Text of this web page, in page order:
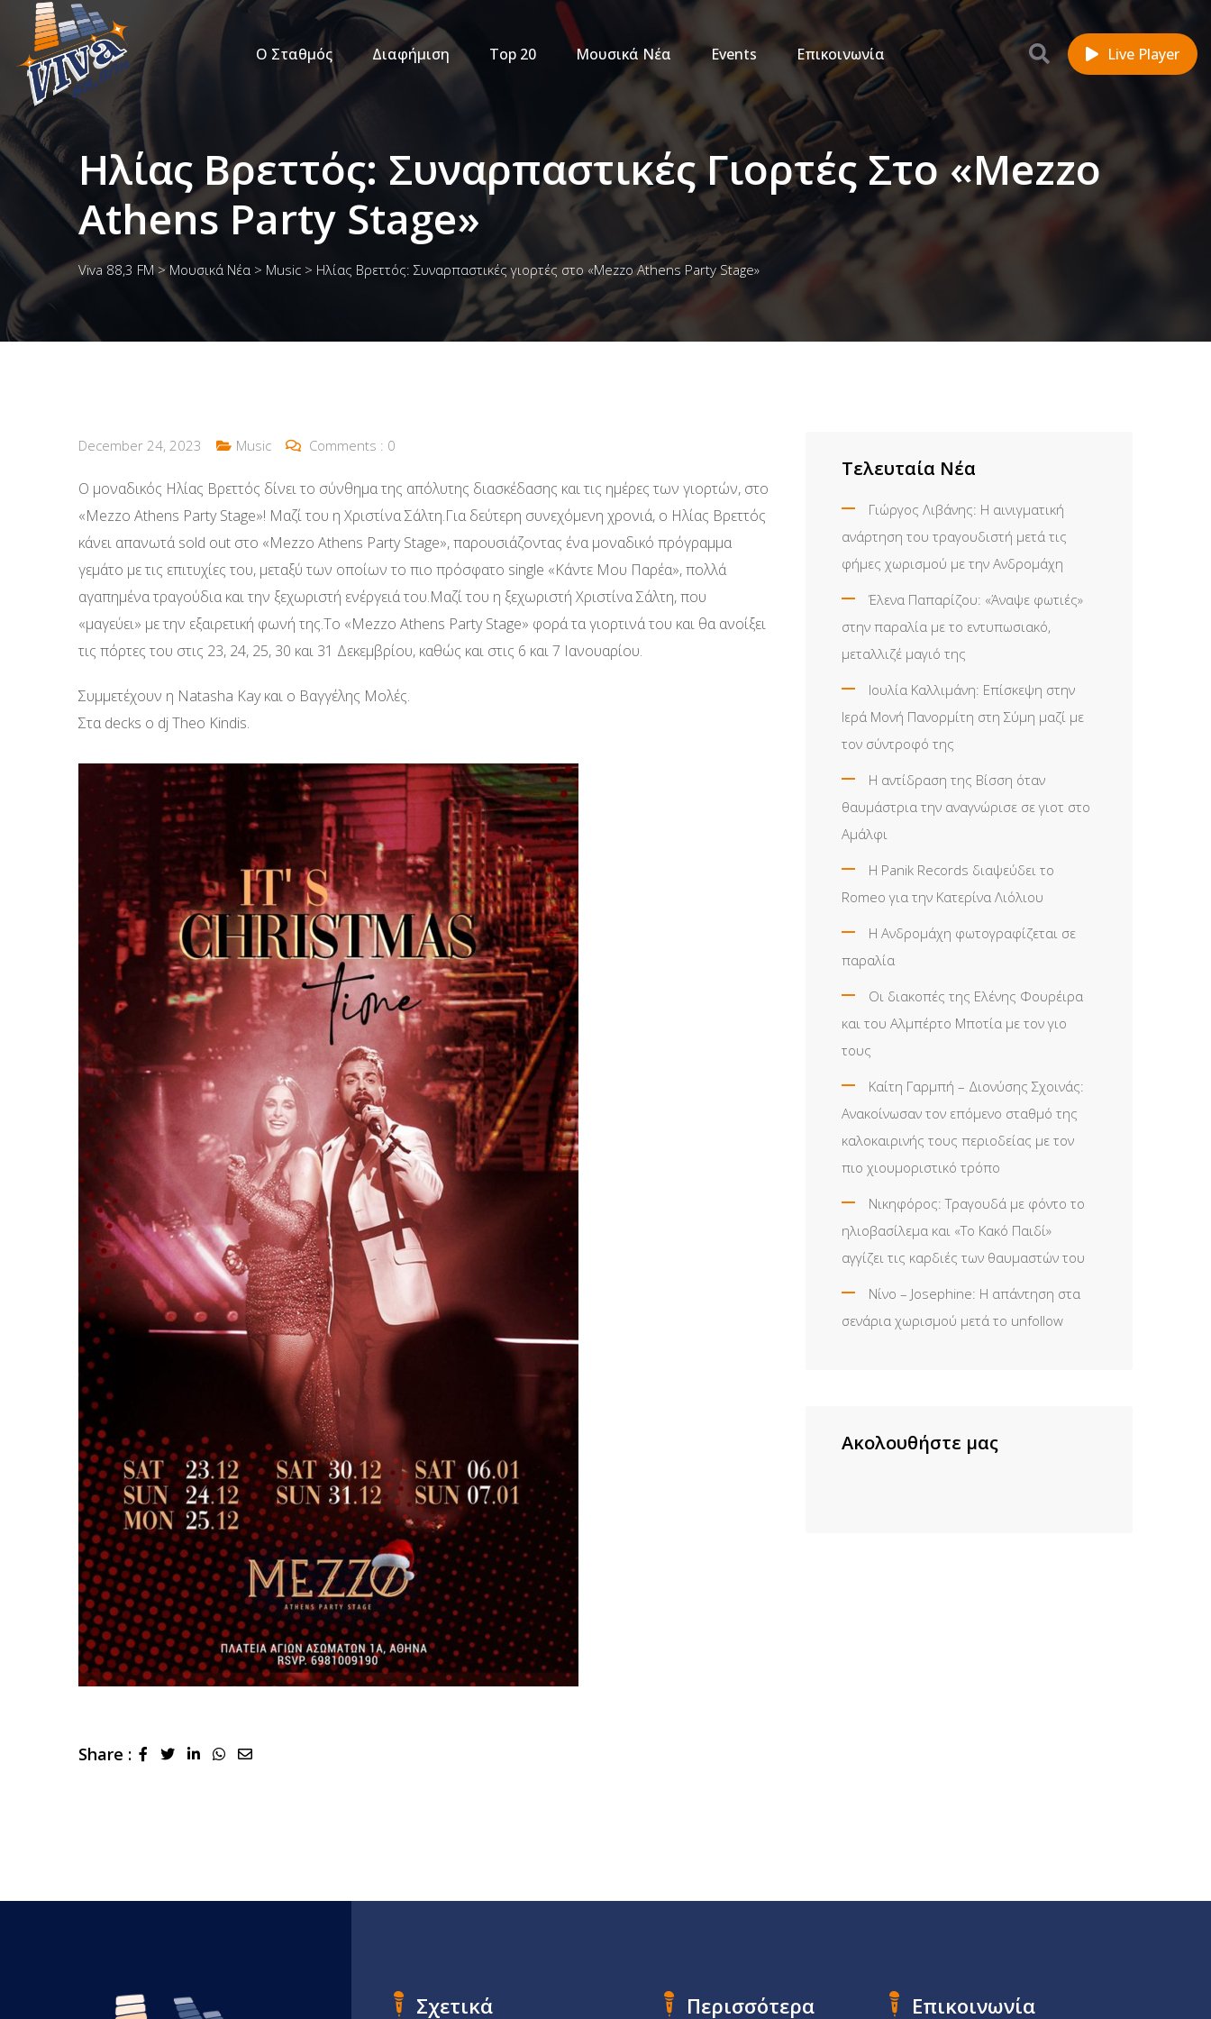
Ο Σταθμός Διαφήμιση Top 20 Μουσικά Νέα Events Επικοινωνία Live Player
Ηλίας Βρεττός: Συναρπαστικές Γιορτές Στο «Mezzo
Athens Party Stage»
Viva 88,3 FM> Μουσικά Νέα > Music > Ηλίας Βρεττός: Συναρπαστικές γιορτές στο «Mezzo Athens Party Stage»
December 24, 2023 Music Comments : 0
Ο μοναδικός Ηλίας Βρεττός δίνει το σύνθημα της απόλυτης διασκέδασης και τις ημέρες των γιορτών, στο
«Mezzo Athens Party Stage»! Μαζί του η Χριστίνα Σάλτη.Για δεύτερη συνεχόμενη χρονιά, ο Ηλίας Βρεττός
κάνει απανωτά sold out στο «Mezzo Athens Party Stage», παρουσιάζοντας ένα μοναδικό πρόγραμμα
γεμάτο με τις επιτυχίες του, μεταξύ των οποίων το πιο πρόσφατο single «Κάντε Μου Παρέα», πολλά
αγαπημένα τραγούδια και την ξεχωριστή ενέργειά του.Μαζί του η ξεχωριστή Χριστίνα Σάλτη, που
«μαγεύει» με την εξαιρετική φωνή της.Το «Mezzo Athens Party Stage» φορά τα γιορτινά του και θα ανοίξει
τις πόρτες του στις 23, 24, 25, 30 και 31 Δεκεμβρίου, καθώς και στις 6 και 7 Ιανουαρίου.
Συμμετέχουν η Natasha Kay και ο Βαγγέλης Μολές.
Στα decks ο dj Theo Kindis.
Share : LinkedInWhatsapp
Share
Τελευταία Νέα
Γιώργος Λιβάνης: Η αινιγματική
ανάρτηση του τραγουδιστή μετά τις
φήμες χωρισμού με την Ανδρομάχη
Έλενα Παπαρίζου: «Άναψε φωτιές»
στην παραλία με το εντυπωσιακό,
μεταλλιζέ μαγιό της
Ιουλία Καλλιμάνη: Επίσκεψη στην
Ιερά Μονή Πανορμίτη στη Σύμη μαζί με
τον σύντροφό της
Η αντίδραση της Βίσση όταν
θαυμάστρια την αναγνώρισε σε γιοτ στο
Αμάλφι
Η Panik Records διαψεύδει το
Romeo για την Κατερίνα Λιόλιου
Η Ανδρομάχη φωτογραφίζεται σε
παραλία
Οι διακοπές της Ελένης Φουρέιρα
και του Αλμπέρτο Μποτία με τον γιο
τους
Καίτη Γαρμπή – Διονύσης Σχοινάς:
Ανακοίνωσαν τον επόμενο σταθμό της
καλοκαιρινής τους περιοδείας με τον
πιο χιουμοριστικό τρόπο
Νικηφόρος: Τραγουδά με φόντο το
ηλιοβασίλεμα και «Το Κακό Παιδί»
αγγίζει τις καρδιές των θαυμαστών του
Νίνο – Josephine: Η απάντηση στα
σενάρια χωρισμού μετά το unfollow
Ακολουθήστε μας
Σχετικά Περισσότερα Επικοινωνία